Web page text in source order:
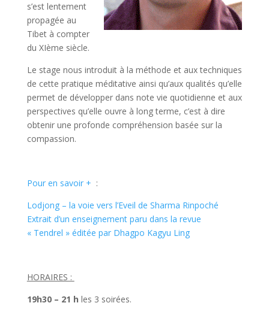
s’est lentement
propagée au
Tibet à compter
du XIème siècle.
Le stage nous introduit à la méthode et aux techniques
de cette pratique méditative ainsi qu’aux qualités qu’elle
permet de développer dans note vie quotidienne et aux
perspectives qu’elle ouvre à long terme, c’est à dire
obtenir une profonde compréhension basée sur la
compassion.
Pour en savoir + :
Lodjong – la voie vers l’Eveil de Sharma Rinpoché
Extrait d’un enseignement paru dans la revue
« Tendrel » éditée par Dhagpo Kagyu Ling
HORAIRES :
19h30 – 21 h les 3 soirées.